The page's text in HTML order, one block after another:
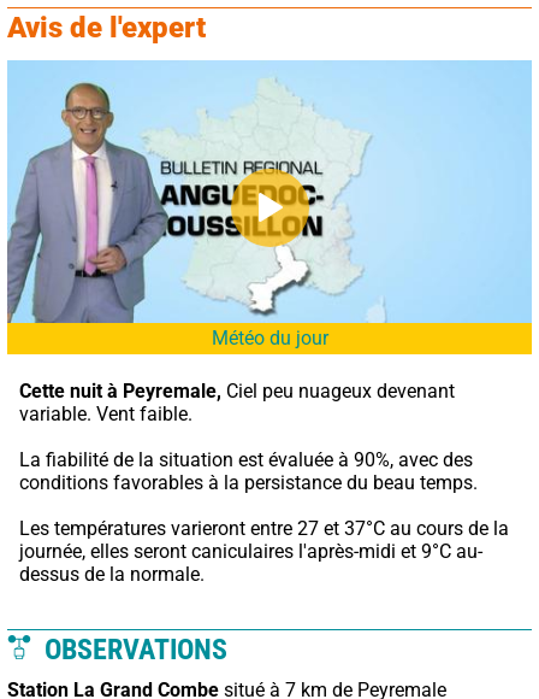
Avis de l'expert
Météo du jour
Cette nuit à Peyremale, Ciel peu nuageux devenant
variable. Vent faible.
La fiabilité de la situation est évaluée à 90%, avec des
conditions favorables à la persistance du beau temps.
Les températures varieront entre 27 et 37°C au cours de la
journée, elles seront caniculaires l'après-midi et 9°C au-
dessus de la normale.
OBSERVATIONS
Station La Grand Combe situé à 7 km de Peyremale